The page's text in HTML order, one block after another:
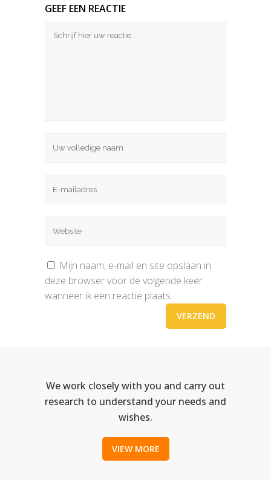
GEEF EEN REACTIE
Mijn naam, e-mail en site opslaan in
deze browser voor de volgende keer
wanneer ik een reactie plaats.
We work closely with you and carry out
research to understand your needs and
wishes.
VIEW MORE